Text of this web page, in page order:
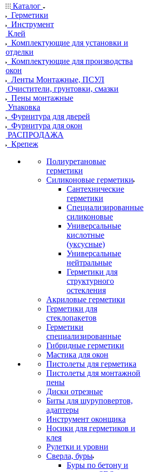
Каталог
Герметики
Инструмент
Клей
Комплектующие для установки и
отделки
Комплектующие для производства
окон
Ленты Монтажные, ПСУЛ
Очистители, грунтовки, смазки
Пены монтажные
Упаковка
Фурнитура для дверей
Фурнитура для окон
РАСПРОДАЖА
Крепеж
Полиуретановые
герметики
Силиконовые герметики
Сантехнические
герметики
Специализированные
силиконовые
Универсальные
кислотные
(уксусные)
Универсальные
нейтральные
Герметики для
структурного
остекления
Акриловые герметики
Герметики для
стеклопакетов
Герметики
специализированные
Гибридные герметики
Мастика для окон
Пистолеты для герметика
Пистолеты для монтажной
пены
Диски отрезные
Биты для шуруповертов,
адаптеры
Инструмент оконщика
Носики для герметиков и
клея
Рулетки и уровни
Сверла, буры
Буры по бетону и